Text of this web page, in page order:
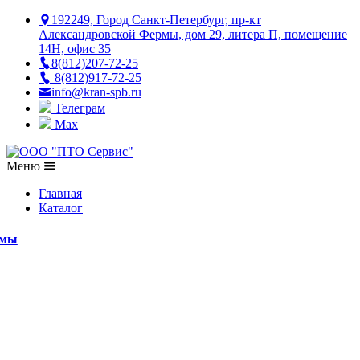
192249, Город Санкт-Петербург, пр-кт
Александровской Фермы, дом 29, литера П, помещение
14Н, офис 35
8(812)207-72-25
8(812)917-72-25
info@kran-spb.ru
Телеграм
Max
Меню
Главная
Каталог